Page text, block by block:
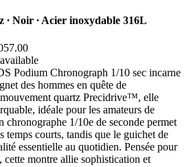
∙ Noir ∙ Acier inoxydable 316L
Podium Chronograph 1/10 sec incarne
des hommes en quête de
quartz Precidrive™, elle
idéale pour les amateurs de
chronographe 1/10e de seconde permet
temps courts, tandis que le guichet de
essentielle au quotidien. Pensée pour
cette montre allie sophistication et